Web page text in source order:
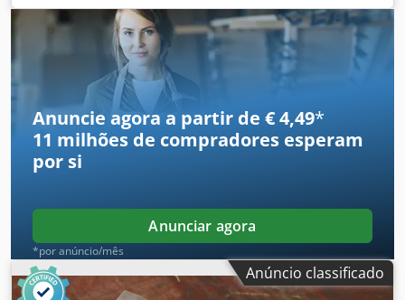
aquecimento, aquecedor de ar, aquecimento por haste,
haste de aquecimento, cartucho de aquecimento, cartucho
de alta performance -Tipo: HLP 220 V 500 W Dodpfx Aneb A
Sdaozjck -Comprimento: 165 mm -Diâmetro: 13 mm -Preço:
por unidade -Quantidade: 4 disponíveis -Peso: 0,2 kg
Anuncie agora a partir de € 4,49*
11 milhões de compradores esperam
por si
Anunciar agora
*por anúncio/mês
Anúncio classificado